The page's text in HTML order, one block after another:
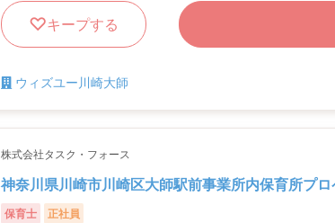
キープする
ウィズユー川崎大師
株式会社タスク・フォース
神奈川県川崎市川崎区大師駅前事業所内保育所プロ
保育士 正社員